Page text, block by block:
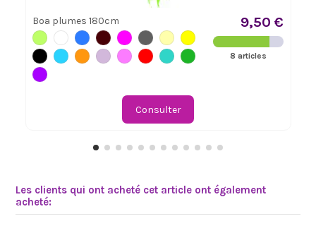
Boa plumes 180cm 9,50 €
8 articles
Consulter
Les clients qui ont acheté cet article ont également
acheté: